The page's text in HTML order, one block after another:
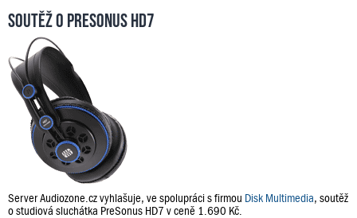
Soutěž o PreSonus HD7
Server Audiozone.cz vyhlašuje, ve spolupráci s firmou Disk Multimedia, soutěž
o studiová sluchátka PreSonus HD7 v ceně 1.690 Kč.